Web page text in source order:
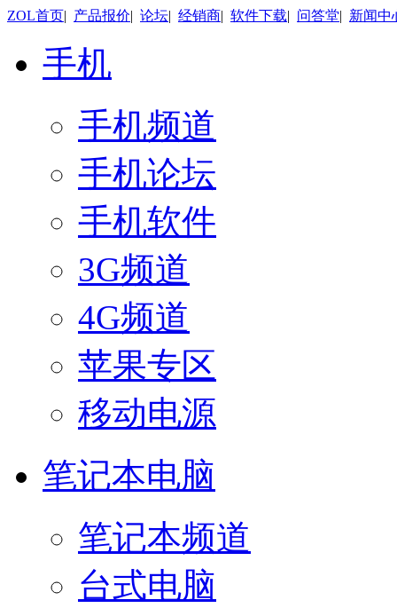
ZOL首页| 产品报价| 论坛| 经销商| 软件下载| 问答堂| 新闻中
手机
手机频道
手机论坛
手机软件
3G频道
4G频道
苹果专区
移动电源
笔记本电脑
笔记本频道
台式电脑